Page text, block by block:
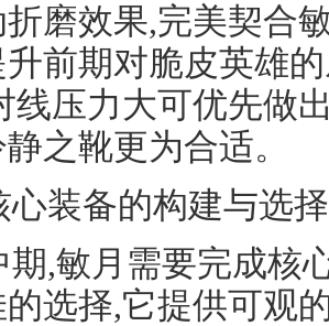
磨效果,完美契合
前期对脆皮英雄
线压力大可优先做
之靴更为合适。
心装备的构建与选择
期,敏月需要完成核
选择,它提供可观